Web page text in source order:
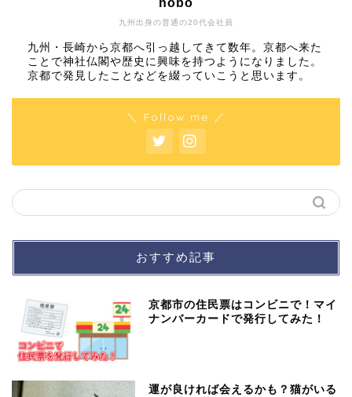
九州出身の普通の20代会社員
nobo
九州・長崎から京都へ引っ越してきて数年。京都へ来た
ことで神社仏閣や歴史に興味を持つようになりました。
京都で発見したことなどを綴っていこうと思います。
＼ Follow me ／
おすすめ記事
京都市の住民票はコンビニで！マイ
ナンバーカードで発行してみた！
運が良ければ会えるかも？猫がいる